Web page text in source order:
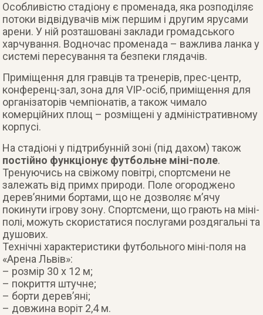
Особливістю стадіону є променада, яка розподіляє
потоки відвідувачів між першим і другим ярусами
арени. У ній розташовані заклади громадського
харчування. Водночас променада – важлива ланка у
системі пересування та безпеки глядачів.
Приміщення для гравців та тренерів, прес-центр,
конференц-зал, зона для VIP-осіб, приміщення для
організаторів чемпіонатів, а також чимало
комерційних площ – розміщені у адміністративному
корпусі.
На стадіоні у підтрибунній зоні (під дахом) також
постійно функціонує футбольне міні-поле.
Тренуючись на свіжому повітрі, спортсмени не
залежать від примх природи. Поле огороджено
дерев’яними бортами, що не дозволяє м’ячу
покинути ігрову зону. Спортсмени, що грають на міні-
полі, можуть скористатися послугами роздягальні та
душових.
Технічні характеристики футбольного міні-поля на
«Арена Львів»:
– розмір 30 х 12 м;
– покриття штучне;
– борти дерев’яні;
– довжина воріт 2,4 м.